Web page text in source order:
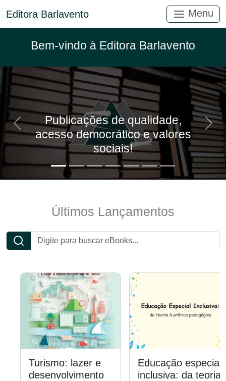
Editora Barlavento Menu
Bem-vindo à Editora Barlavento
Publicações de qualidade,
acesso democrático e valores
sociais!
Anterior
Últimos Lançamentos
Turismo: lazer e
desenvolvimento
Educação especial
inclusiva: da teoria